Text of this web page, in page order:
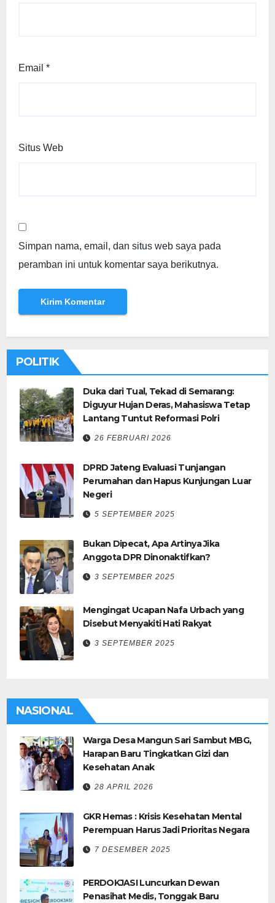
Email *
Situs Web
Simpan nama, email, dan situs web saya pada
peramban ini untuk komentar saya berikutnya.
POLITIK
Duka dari Tual, Tekad di Semarang:
Diguyur Hujan Deras, Mahasiswa Tetap
Lantang Tuntut Reformasi Polri
26 FEBRUARI 2026
DPRD Jateng Evaluasi Tunjangan
Perumahan dan Hapus Kunjungan Luar
Negeri
5 SEPTEMBER 2025
Bukan Dipecat, Apa Artinya Jika
Anggota DPR Dinonaktifkan?
3 SEPTEMBER 2025
Mengingat Ucapan Nafa Urbach yang
Disebut Menyakiti Hati Rakyat
3 SEPTEMBER 2025
NASIONAL
Warga Desa Mangun Sari Sambut MBG,
Harapan Baru Tingkatkan Gizi dan
Kesehatan Anak
28 APRIL 2026
GKR Hemas : Krisis Kesehatan Mental
Perempuan Harus Jadi Prioritas Negara
7 DESEMBER 2025
PERDOKJASI Luncurkan Dewan
Penasihat Medis, Tonggak Baru